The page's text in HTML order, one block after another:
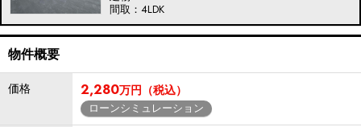
間取：4LDK
物件概要
価格 2,280万円（税込）
ローンシミュレーション